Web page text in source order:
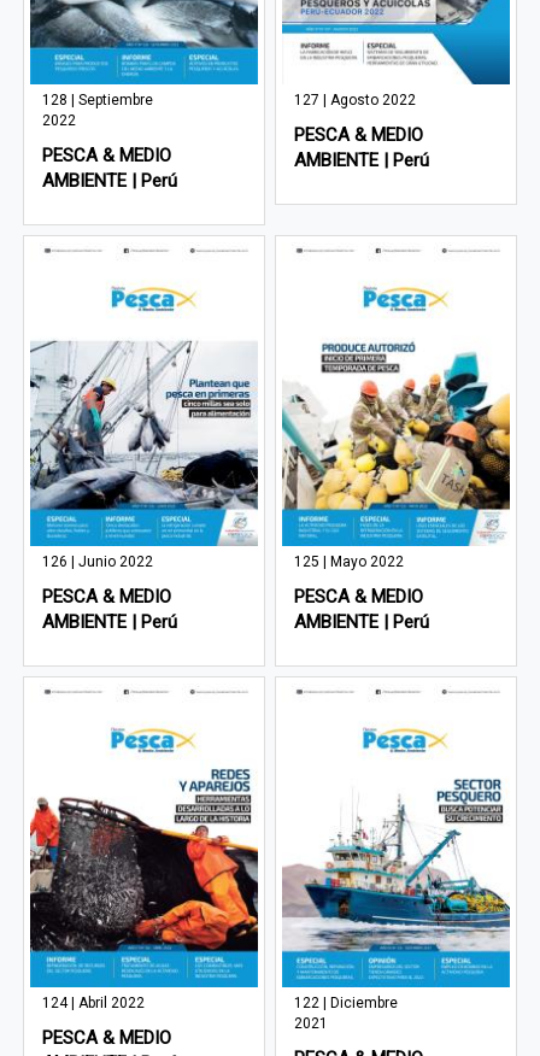
128 | Septiembre
2022
PESCA & MEDIO
AMBIENTE | Perú
127 | Agosto 2022
PESCA & MEDIO
AMBIENTE | Perú
126 | Junio 2022
PESCA & MEDIO
AMBIENTE | Perú
125 | Mayo 2022
PESCA & MEDIO
AMBIENTE | Perú
124 | Abril 2022
PESCA & MEDIO
122 | Diciembre
2021